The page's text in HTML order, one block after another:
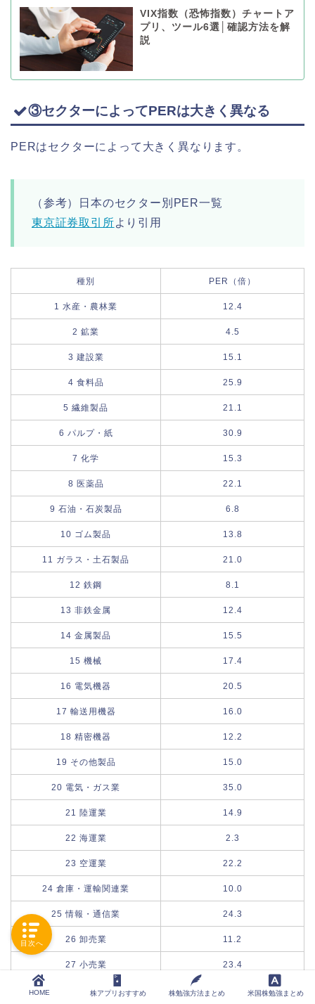
VIX指数（恐怖指数）チャートア
プリ、ツール6選│確認方法を解
説
③セクターによってPERは大きく異なる
PERはセクターによって大きく異なります。
（参考）日本のセクター別PER一覧
東京証券取引所より引用
種別 PER（倍）
1 水産・農林業 12.4
2 鉱業 4.5
3 建設業 15.1
4 食料品 25.9
5 繊維製品 21.1
6 パルプ・紙 30.9
7 化学 15.3
8 医薬品 22.1
9 石油・石炭製品 6.8
10 ゴム製品 13.8
11 ガラス・土石製品 21.0
12 鉄鋼 8.1
13 非鉄金属 12.4
14 金属製品 15.5
15 機械 17.4
16 電気機器 20.5
17 輸送用機器 16.0
18 精密機器 12.2
19 その他製品 15.0
20 電気・ガス業 35.0
21 陸運業 14.9
22 海運業 2.3
23 空運業 22.2
24 倉庫・運輸関連業 10.0
25 情報・通信業 24.3
26 卸売業 11.2
27 小売業 23.4
28 銀行業
HOME 株アプリおすすめ 株勉強方法まとめ 米国株勉強まとめ
目次へ